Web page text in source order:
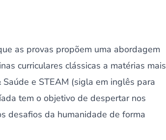
as provas propõem uma abordagem
curriculares clássicas a matérias mais
e STEAM (sigla em inglês para
tem o objetivo de despertar nos
desafios da humanidade de forma